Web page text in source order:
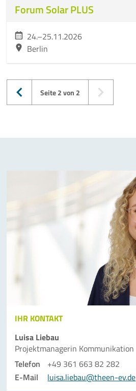
Forum Solar PLUS
24.–25.11.2026
Berlin
Seite 2 von 2
IHR KONTAKT
Luisa Liebau
Projektmanagerin Kommunikation
Telefon
+49 361 663 82 282
E-Mail
luisa.liebau@theen-ev.de